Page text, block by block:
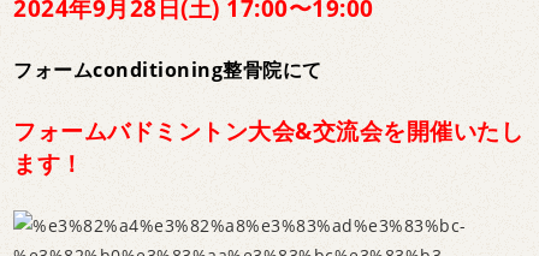
2024年9月28日(土) 17:00〜19:00
フォームconditioning整骨院にて
フォームバドミントン大会&交流会を開催いたし
ます！